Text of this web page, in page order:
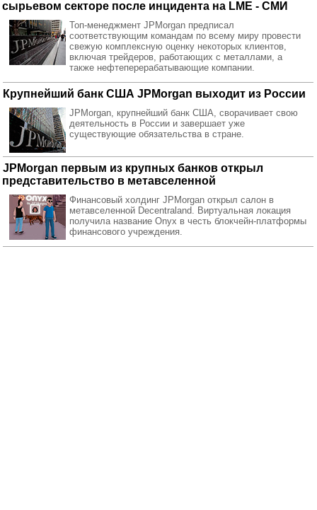
сырьевом секторе после инцидента на LME - СМИ
Топ-менеджмент JPMorgan предписал
соответствующим командам по всему миру провести
свежую комплексную оценку некоторых клиентов,
включая трейдеров, работающих с металлами, а
также нефтеперерабатывающие компании.
Крупнейший банк США JPMorgan выходит из России
JPMorgan, крупнейший банк США, сворачивает свою
деятельность в России и завершает уже
существующие обязательства в стране.
JPMorgan первым из крупных банков открыл
представительство в метавселенной
Финансовый холдинг JPMorgan открыл салон в
метавселенной Decentraland. Виртуальная локация
получила название Onyx в честь блокчейн-платформы
финансового учреждения.